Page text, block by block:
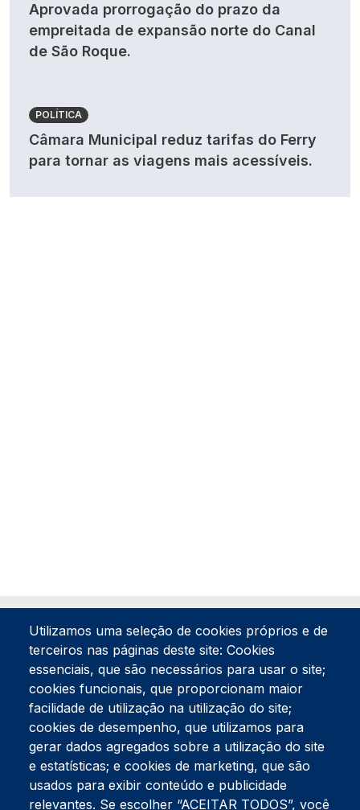
Aprovada prorrogação do prazo da
empreitada de expansão norte do Canal
de São Roque.
POLÍTICA
Câmara Municipal reduz tarifas do Ferry
para tornar as viagens mais acessíveis.
Tel:234 390 100Fax:234 390 100
Endereço Postal
Apartado 42
Rua Gil Eanes 31
3834-908 Gafanha da Nazaré
Utilizamos uma seleção de cookies próprios e de
terceiros nas páginas deste site: Cookies
essenciais, que são necessários para usar o site;
cookies funcionais, que proporcionam maior
facilidade de utilização na utilização do site;
cookies de desempenho, que utilizamos para
gerar dados agregados sobre a utilização do site
e estatísticas; e cookies de marketing, que são
usados para exibir conteúdo e publicidade
relevantes. Se escolher “ACEITAR TODOS”, você